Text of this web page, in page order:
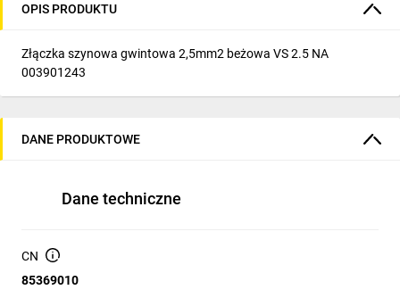
OPIS PRODUKTU
Złączka szynowa gwintowa 2,5mm2 beżowa VS 2.5 NA
003901243
DANE PRODUKTOWE
Dane techniczne
CN
85369010